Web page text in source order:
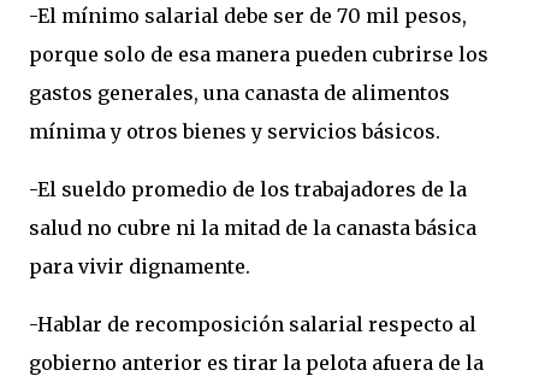
-El mínimo salarial debe ser de 70 mil pesos,
porque solo de esa manera pueden cubrirse los
gastos generales, una canasta de alimentos
mínima y otros bienes y servicios básicos.
-El sueldo promedio de los trabajadores de la
salud no cubre ni la mitad de la canasta básica
para vivir dignamente.
-Hablar de recomposición salarial respecto al
gobierno anterior es tirar la pelota afuera de la